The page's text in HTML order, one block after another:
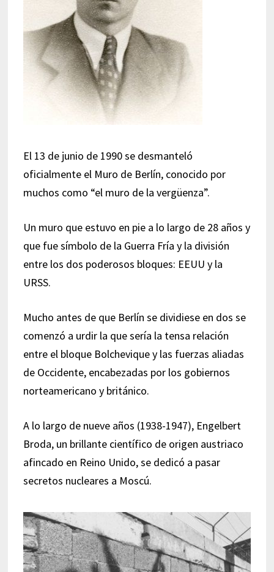
El 13 de junio de 1990 se desmanteló
oficialmente el Muro de Berlín, conocido por
muchos como “el muro de la vergüenza”.
Un muro que estuvo en pie a lo largo de 28 años y
que fue símbolo de la Guerra Fría y la división
entre los dos poderosos bloques: EEUU y la
URSS.
Mucho antes de que Berlín se dividiese en dos se
comenzó a urdir la que sería la tensa relación
entre el bloque Bolchevique y las fuerzas aliadas
de Occidente, encabezadas por los gobiernos
norteamericano y británico.
A lo largo de nueve años (1938-1947), Engelbert
Broda, un brillante científico de origen austriaco
afincado en Reino Unido, se dedicó a pasar
secretos nucleares a Moscú.